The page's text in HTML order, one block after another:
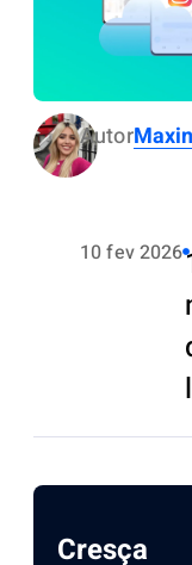
Autor
10 fev 2026
Cresça